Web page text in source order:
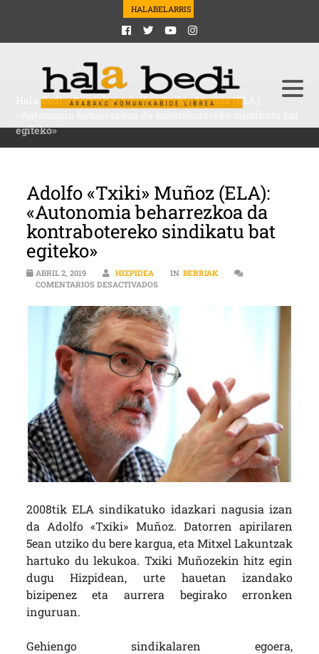
HALABELARRIS
Hala Bedi>Berriak>Adolfo «Txiki» Muñoz (ELA):
egiteko»
Adolfo «Txiki» Muñoz (ELA):
«Autonomia beharrezkoa da
kontrabotereko sindikatu bat
egiteko»
ABRIL 2, 2019 HIZPIDEA IN BERRIAK
COMENTARIOS DESACTIVADOSEN ADOLFO «TXIKI» MUÑOZ (ELA):
2008tik ELA sindikatuko idazkari nagusia izan
da Adolfo «Txiki» Muñoz. Datorren apirilaren
5ean utziko du bere kargua, eta Mitxel Lakuntzak
hartuko du lekukoa. Txiki Muñozekin hitz egin
dugu Hizpidean, urte hauetan izandako
bizipenez eta aurrera begirako erronken
inguruan.
Gehiengo sindikalaren egoera,